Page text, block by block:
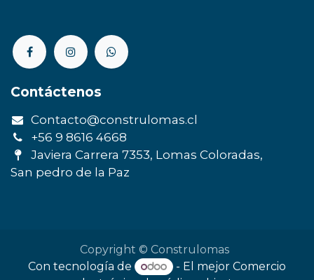
Contáctenos
Contacto@construlomas.cl
+56 9 8616 4668
Javiera Carrera 7353, Lomas Coloradas,
San pedro de la Paz
Copyright © Construlomas
Con tecnología de
- El mejor Comercio